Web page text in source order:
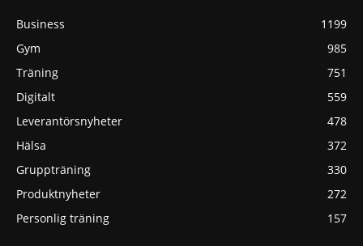
Business
1199
Gym
985
Träning
751
Digitalt
559
Leverantörsnyheter
478
Hälsa
372
Gruppträning
330
Produktnyheter
272
Personlig träning
157